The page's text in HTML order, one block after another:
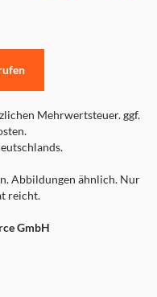
Mehrwertsteuer. ggf.
Abbildungen ähnlich. Nur
reicht.
GmbH